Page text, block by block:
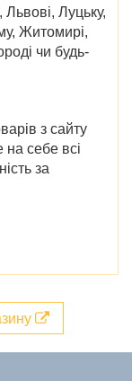
Львові, Луцьку,
Житомирі,
чи будь-
з сайту
на себе всі
за